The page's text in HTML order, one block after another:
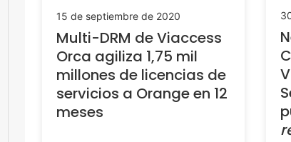
15 de septiembre de 2020
Multi-DRM de Viaccess
Orca agiliza 1,75 mil
millones de licencias de
servicios a Orange en 12
meses